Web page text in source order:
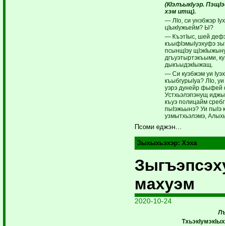
(КIэлъыкIуэр.
хэм итщ).
— ЛIо, си унэбжэр
цIыкIужьейм? Ы?
— КъэтIыс, шей
къыфIэмыIуэхуфэ
псынщIэу
дгъуэтыртэкъыми,
дыкъыдэкIыжащ.
— Си куэбжэм уи
къыбгурыIуа? ЛIо,
уэрэ дунейр фыфей
Устхьэлэпэнущ
къуэ полицайм
пыIэжьынэ? Уи пыIэ
узмытхьэлэмэ,
Псоми еджэн…
Зыхыхьэхэр:Хэха
махуэм
2020-10-24